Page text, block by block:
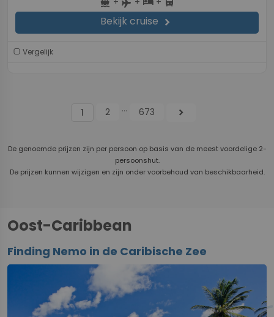
flight
Bekijk cruise chevron_right
Vergelijk
1 2 ... 673 chevron_right
De genoemde prijzen zijn per persoon op basis van de meest voordelige 2-
persoonshut.
De prijzen kunnen wijzigen en zijn onder voorbehoud van beschikbaarheid.
Oost-Caribbean
Finding Nemo in de Caribische Zee